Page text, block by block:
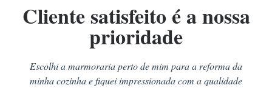
Cliente satisfeito é a nossa
prioridade
Escolhi a marmoraria perto de mim para a reforma da
minha cozinha e fiquei impressionada com a qualidade